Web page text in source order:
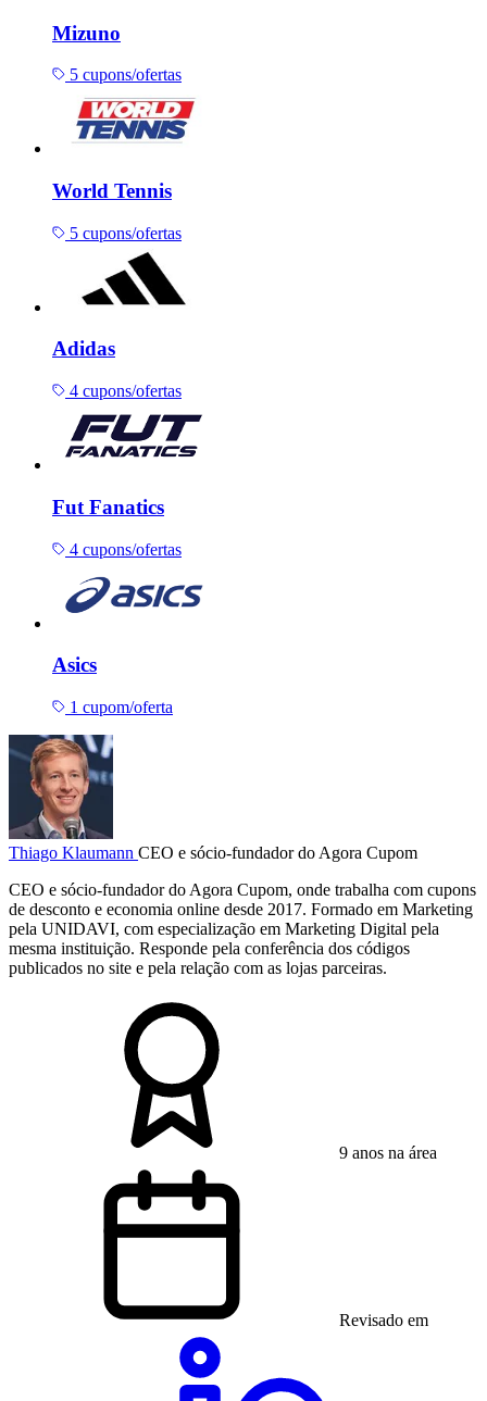
Mizuno
5 cupons/ofertas
World Tennis
5 cupons/ofertas
Adidas
4 cupons/ofertas
Fut Fanatics
4 cupons/ofertas
Asics
1 cupom/oferta
Thiago Klaumann CEO e sócio-fundador do Agora Cupom
CEO e sócio-fundador do Agora Cupom, onde trabalha com cupons
de desconto e economia online desde 2017. Formado em Marketing
pela UNIDAVI, com especialização em Marketing Digital pela
mesma instituição. Responde pela conferência dos códigos
publicados no site e pela relação com as lojas parceiras.
9 anos na área
Revisado em